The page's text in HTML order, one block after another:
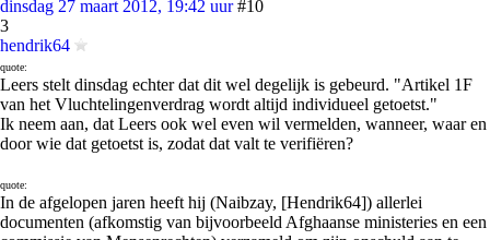
dinsdag 27 maart 2012, 19:42 uur #10
3
hendrik64
quote:
Leers stelt dinsdag echter dat dit wel degelijk is gebeurd. "Artikel 1F
van het Vluchtelingenverdrag wordt altijd individueel getoetst."
Ik neem aan, dat Leers ook wel even wil vermelden, wanneer, waar en
door wie dat getoetst is, zodat dat valt te verifiëren?
quote:
In de afgelopen jaren heeft hij (Naibzay, [Hendrik64]) allerlei
documenten (afkomstig van bijvoorbeeld Afghaanse ministeries en een